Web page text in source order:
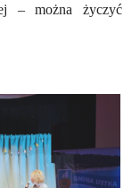
– można życzyć